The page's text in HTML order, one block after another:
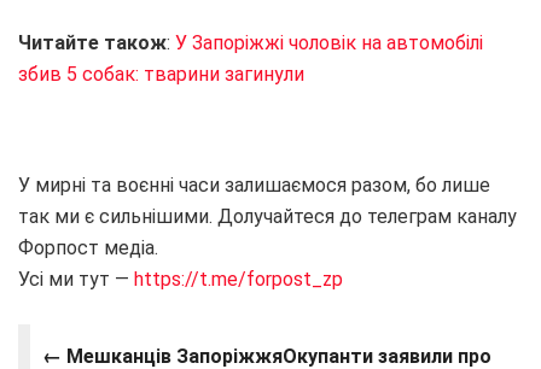
Читайте також: У Запоріжжі чоловік на автомобілі
збив 5 собак: тварини загинули
У мирні та воєнні часи залишаємося разом, бо лише
так ми є сильнішими. Долучайтеся до телеграм каналу
Форпост медіа.
Усі ми тут — https://t.me/forpost_zp
← Мешканців ЗапоріжжяОкупанти заявили про